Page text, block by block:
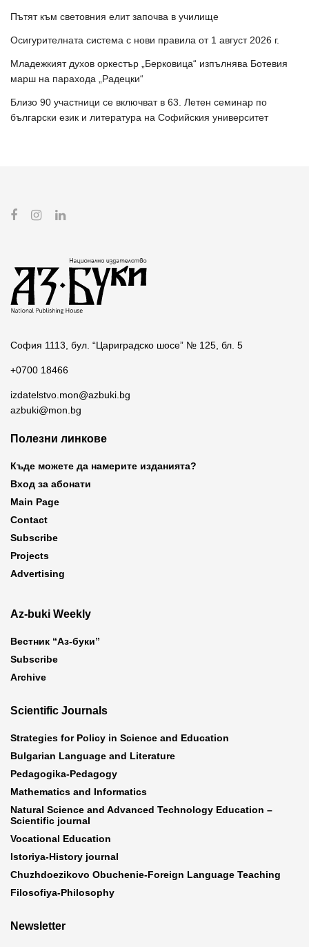
Пътят към световния елит започва в училище
Осигурителната система с нови правила от 1 август 2026 г.
Младежкият духов оркестър „Берковица“ изпълнява Ботевия
марш на парахода „Радецки“
Близо 90 участници се включват в 63. Летен семинар по
български език и литература на Софийския университет
София 1113, бул. “Цариградско шосе” № 125, бл. 5
+0700 18466
izdatelstvo.mon@azbuki.bg
azbuki@mon.bg
Полезни линкове
Къде можете да намерите изданията?
Вход за абонати
Main Page
Contact
Subscribe
Projects
Advertising
Az-buki Weekly
Вестник “Аз-буки”
Subscribe
Archive
Scientific Journals
Strategies for Policy in Science and Education
Bulgarian Language and Literature
Pedagogika-Pedagogy
Mathematics and Informatics
Natural Science and Advanced Technology Education –
Scientific journal
Vocational Education
Istoriya-History journal
Chuzhdoezikovo Obuchenie-Foreign Language Teaching
Filosofiya-Philosophy
Newsletter